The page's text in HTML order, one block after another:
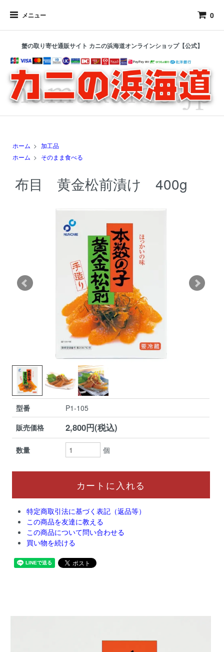
メニュー 0
蟹の取り寄せ通販サイト カニの浜海道オンラインショップ【公式】
ホーム > 加工品
ホーム > そのまま食べる
布目 黄金松前漬け 400g
型番
P1-105
販売価格
2,800円(税込)
数量 個
特定商取引法に基づく表記（返品等）
この商品を友達に教える
この商品について問い合わせる
買い物を続ける